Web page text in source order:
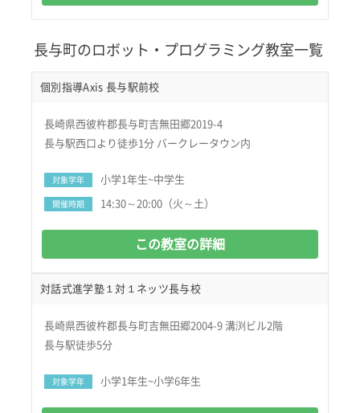
長与町のロボット・プログラミング教室一覧
個別指導Axis 長与駅前校
長崎県西彼杵郡長与町吉無田郷2019-4
長与駅西口より徒歩1分 バークレータウン内
対象学年 小学1年生~中学生
開催時期 14:30～20:00（火～土）
この教室の詳細
対話式進学塾１対１ネッツ長与校
長崎県西彼杵郡長与町吉無田郷2004-9 溝渕ビル2階
長与駅徒歩5分
対象学年 小学1年生~小学6年生